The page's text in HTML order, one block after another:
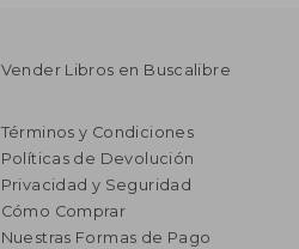
Vender Libros en Buscalibre
Términos y Condiciones
Políticas de Devolución
Privacidad y Seguridad
Cómo Comprar
Nuestras Formas de Pago